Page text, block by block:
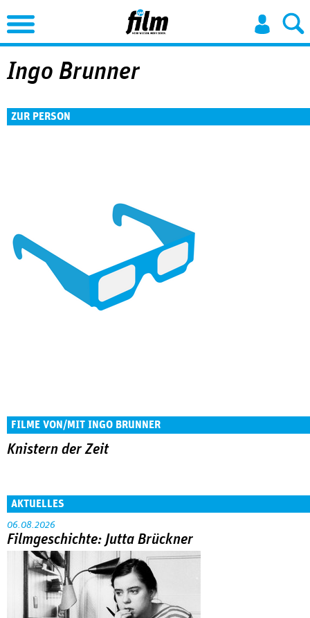
Jump to Navigation
Ingo Brunner
ZUR PERSON
FILME VON/MIT INGO BRUNNER
Knistern der Zeit
AKTUELLES
06.08.2026
Filmgeschichte: Jutta Brückner